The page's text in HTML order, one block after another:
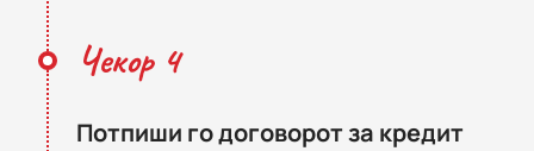
Чекор 4
Потпиши го договорот за кредит